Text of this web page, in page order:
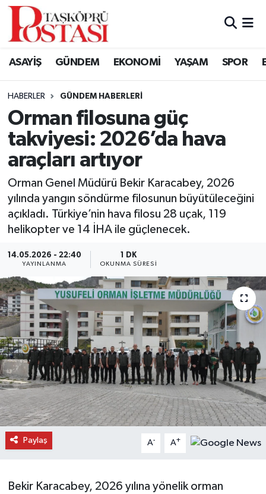
ASAYİŞ GÜNDEM EKONOMİ YAŞAM SPOR
HABERLER GÜNDEM HABERLERI
Orman filosuna güç
takviyesi: 2026’da hava
araçları artıyor
Orman Genel Müdürü Bekir Karacabey, 2026
yılında yangın söndürme filosunun büyütüleceğini
açıkladı. Türkiye’nin hava filosu 28 uçak, 119
helikopter ve 14 İHA ile güçlenecek.
14.05.2026 - 22:40
YAYINLANMA
1 DK
OKUNMA SÜRESI
Paylaş A- A+
Bekir Karacabey, 2026 yılına yönelik orman
Kastamonu Vefat Edenler
Araç Haberleri
Azdavay Haberleri
Bozkurt Haberleri
Çatalzeytin Haberleri
Cide Haberleri
Daday Haberleri
Devrekani Haberleri
Doğanyurt Haberleri
Hanönü Haberleri
İhsangazi Haberleri
İnebolu Haberleri